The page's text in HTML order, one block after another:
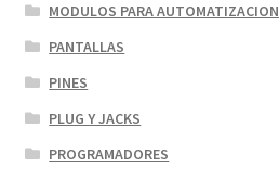
MODULOS PARA AUTOMATIZACION
PANTALLAS
PINES
PLUG Y JACKS
PROGRAMADORES